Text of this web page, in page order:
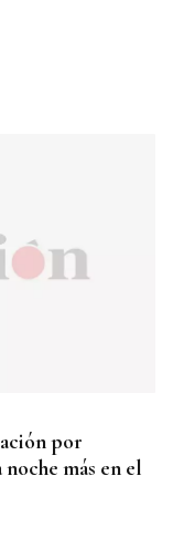
por
más en el